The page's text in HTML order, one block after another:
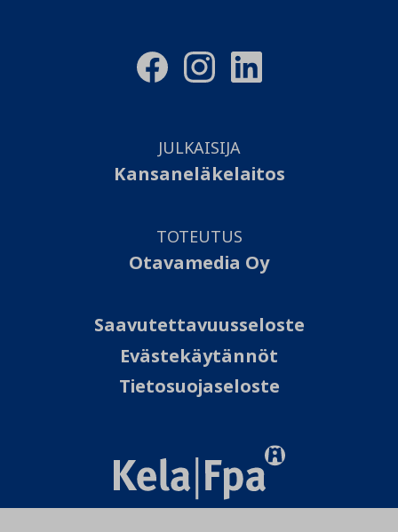
JULKAISIJA
Kansaneläkelaitos
TOTEUTUS
Otavamedia Oy
Saavutettavuusseloste
Evästekäytännöt
Tietosuojaseloste